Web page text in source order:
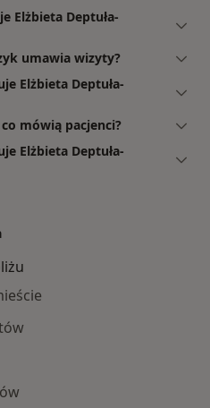
Elżbieta Deptuła-
umawia wizyty?
Elżbieta Deptuła-
mówią pacjenci?
Elżbieta Deptuła-